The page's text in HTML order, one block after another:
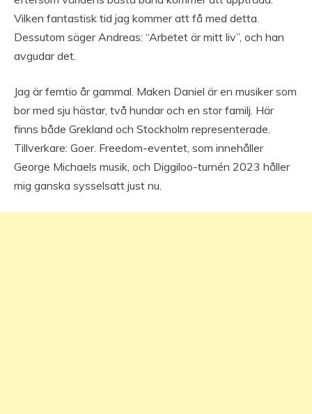
Vilken fantastisk tid jag kommer att få med detta.
Dessutom säger Andreas: “Arbetet är mitt liv”, och han
avgudar det.
Jag är femtio år gammal. Maken Daniel är en musiker som
bor med sju hästar, två hundar och en stor familj. Här
finns både Grekland och Stockholm representerade.
Tillverkare: Goer. Freedom-eventet, som innehåller
George Michaels musik, och Diggiloo-turnén 2023 håller
mig ganska sysselsatt just nu.